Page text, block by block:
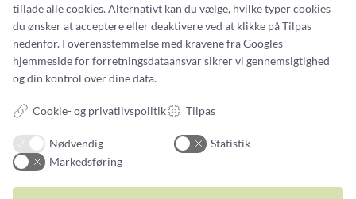
Smykker
Ringe
Vielsesringe
Øreringe
Unika Inspiration
tillade alle cookies. Alternativt kan du vælge, hvilke typer cookies
du ønsker at acceptere eller deaktivere ved at klikke på Tilpas
nedenfor. I overensstemmelse med kravene fraGoogles
hjemmeside for forretningsdataansvarsikrer vi gennemsigtighed
og din kontrol over dine data.
Cookie- og privatlivspolitik Tilpas
Nødvendig
Statistik
Markedsføring